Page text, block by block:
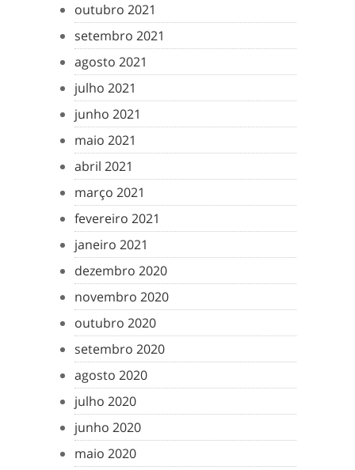
outubro 2021
setembro 2021
agosto 2021
julho 2021
junho 2021
maio 2021
abril 2021
março 2021
fevereiro 2021
janeiro 2021
dezembro 2020
novembro 2020
outubro 2020
setembro 2020
agosto 2020
julho 2020
junho 2020
maio 2020